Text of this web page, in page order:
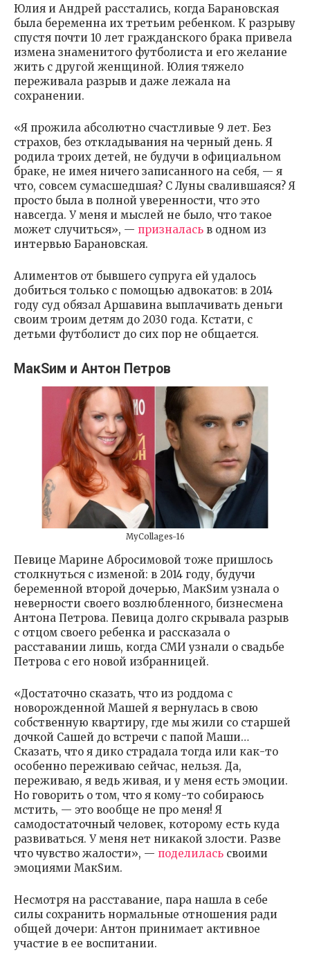
Юлия и Андрей расстались, когда Барановская
была беременна их третьим ребенком. К разрыву
спустя почти 10 лет гражданского брака привела
измена знаменитого футболиста и его желание
жить с другой женщиной. Юлия тяжело
переживала разрыв и даже лежала на
сохранении.
«Я прожила абсолютно счастливые 9 лет. Без
страхов, без откладывания на черный день. Я
родила троих детей, не будучи в официальном
браке, не имея ничего записанного на себя, — я
что, совсем сумасшедшая? С Луны свалившаяся? Я
просто была в полной уверенности, что это
навсегда. У меня и мыслей не было, что такое
может случиться», — призналась в одном из
интервью Барановская.
Алиментов от бывшего супруга ей удалось
добиться только с помощью адвокатов: в 2014
году суд обязал Аршавина выплачивать деньги
своим троим детям до 2030 года. Кстати, с
детьми футболист до сих пор не общается.
МакSим и Антон Петров
MyCollages-16
Певице Марине Абросимовой тоже пришлось
столкнуться с изменой: в 2014 году, будучи
беременной второй дочерью, МакSим узнала о
неверности своего возлюбленного, бизнесмена
Антона Петрова. Певица долго скрывала разрыв
с отцом своего ребенка и рассказала о
расставании лишь, когда СМИ узнали о свадьбе
Петрова с его новой избранницей.
«Достаточно сказать, что из роддома с
новорожденной Машей я вернулась в свою
собственную квартиру, где мы жили со старшей
дочкой Сашей до встречи с папой Маши…
Сказать, что я дико страдала тогда или как-то
особенно переживаю сейчас, нельзя. Да,
переживаю, я ведь живая, и у меня есть эмоции.
Но говорить о том, что я кому-то собираюсь
мстить, — это вообще не про меня! Я
самодостаточный человек, которому есть куда
развиваться. У меня нет никакой злости. Разве
что чувство жалости», — поделилась своими
эмоциями МакSим.
Несмотря на расставание, пара нашла в себе
силы сохранить нормальные отношения ради
общей дочери: Антон принимает активное
участие в ее воспитании.